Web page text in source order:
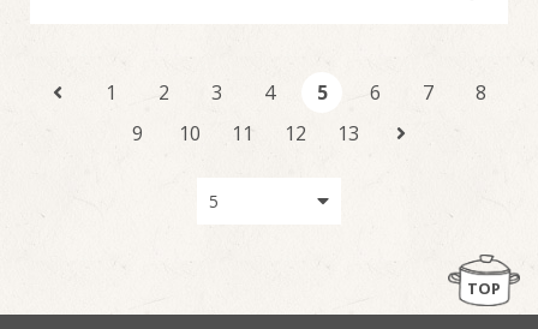
1 2 3 4 5 6 7
8
9
10 11 12 13
TOP